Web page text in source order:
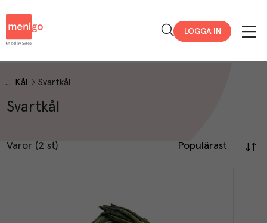
LOGGA IN
Kål Svartkål
Svartkål
Varor (2 st) Populärast